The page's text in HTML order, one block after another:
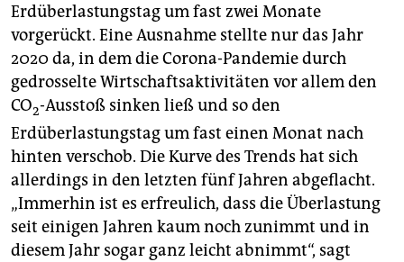
Erdüberlastungstag um fast zwei Monate
vorgerückt. Eine Ausnahme stellte nur das Jahr
2020 da, in dem die Corona-Pandemie durch
gedrosselte Wirtschaftsaktivitäten vor allem den
CO2-Ausstoß sinken ließ und so den
Erdüberlastungstag um fast einen Monat nach
hinten verschob. Die Kurve des Trends hat sich
allerdings in den letzten fünf Jahren abgeflacht.
„Immerhin ist es erfreulich, dass die Überlastung
seit einigen Jahren kaum noch zunimmt und in
diesem Jahr sogar ganz leicht abnimmt“, sagt